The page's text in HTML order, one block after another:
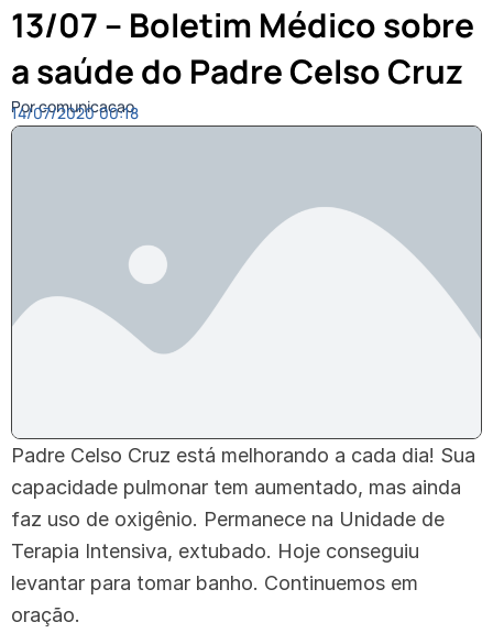
13/07 – Boletim Médico sobre
a saúde do Padre Celso Cruz
Por comunicacao
14/07/2020 00:18
Padre Celso Cruz está melhorando a cada dia! Sua
capacidade pulmonar tem aumentado, mas ainda
faz uso de oxigênio. Permanece na Unidade de
Terapia Intensiva, extubado. Hoje conseguiu
levantar para tomar banho. Continuemos em
oração.